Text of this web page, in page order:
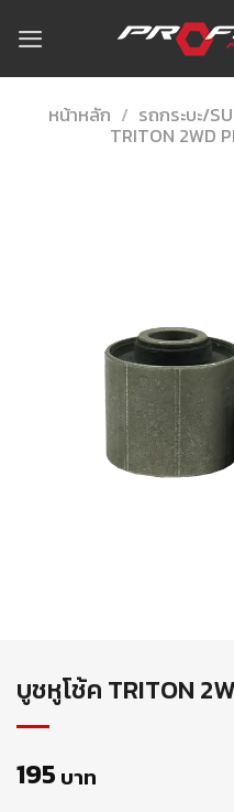
content
หน้าหลัก / รถกระบะ/
TRITON 2WD
บูชหูโช้ค TRITON
195 บาท